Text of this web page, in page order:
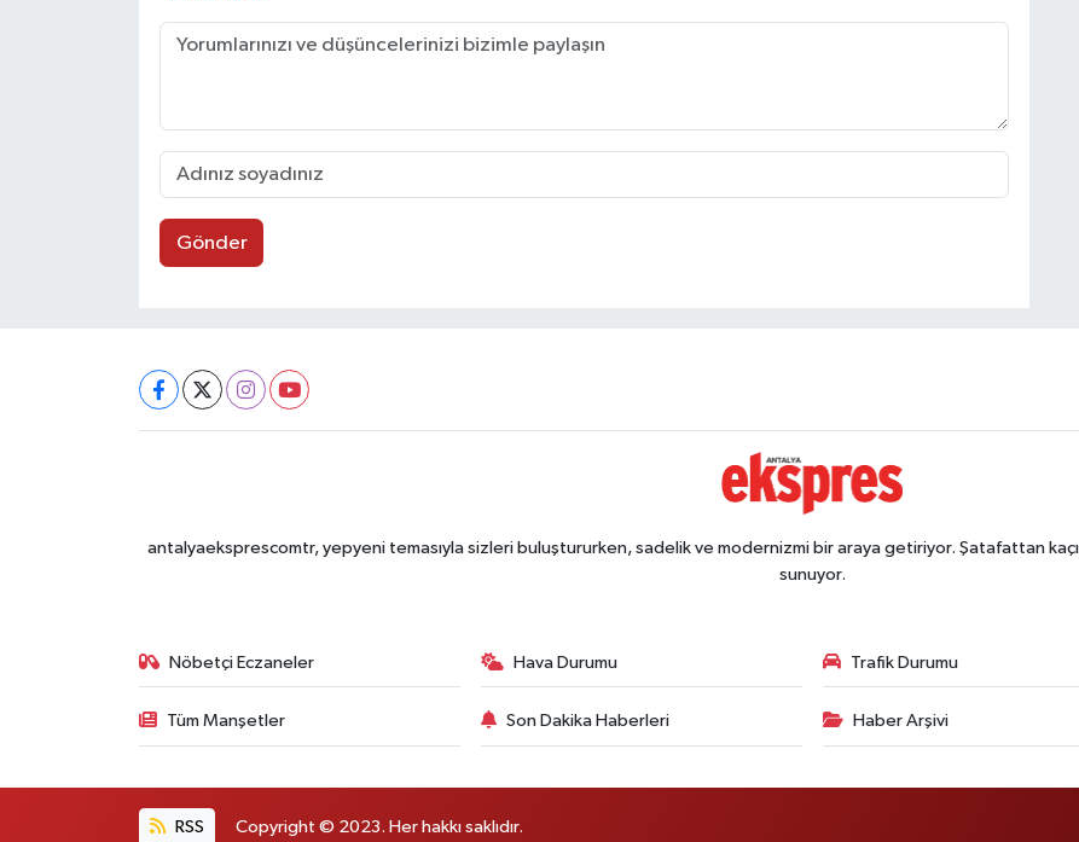
Gönder
antalyaeksprescomtr, yepyeni temasıyla sizleri buluştururken, sadelik ve modernizmi bir araya getiriyor. Şatafattan
sunuyor.
Nöbetçi Eczaneler Hava Durumu Trafik Durumu
Tüm Manşetler Son Dakika Haberleri Haber Arşivi
RSS Copyright © 2023. Her hakkı saklıdır.